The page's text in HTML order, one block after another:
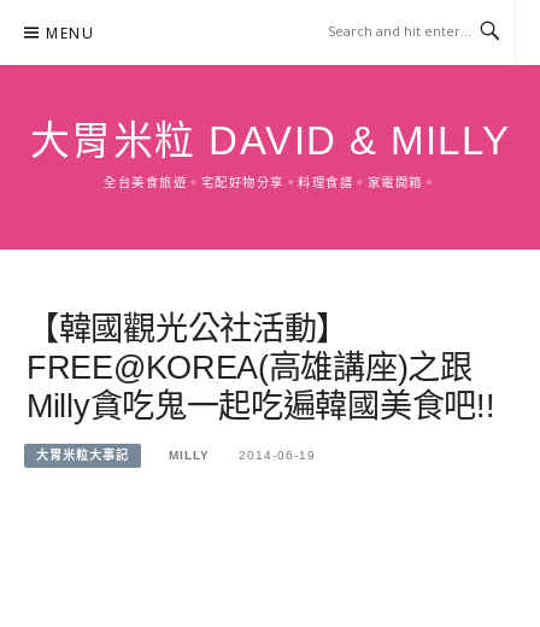
content
MENU
大胃米粒 DAVID & MILLY
全台美食旅遊。宅配好物分享。料理食譜。家電開箱。
【韓國觀光公社活動】
FREE@KOREA(高雄講座)之跟
Milly貪吃鬼一起吃遍韓國美食吧!!
大胃米粒大事記 MILLY 2014-06-19